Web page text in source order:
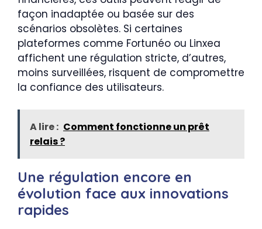
façon inadaptée ou basée sur des
scénarios obsolètes. Si certaines
plateformes comme Fortunéo ou Linxea
affichent une régulation stricte, d’autres,
moins surveillées, risquent de compromettre
la confiance des utilisateurs.
A lire : Comment fonctionne un prêt
relais ?
Une régulation encore en
évolution face aux innovations
rapides